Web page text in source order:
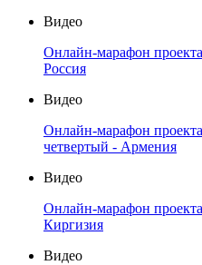
Видео
Онлайн-марафон
Россия
Видео
Онлайн-марафон
четвертый - Армения
Видео
Онлайн-марафон
Киргизия
Видео